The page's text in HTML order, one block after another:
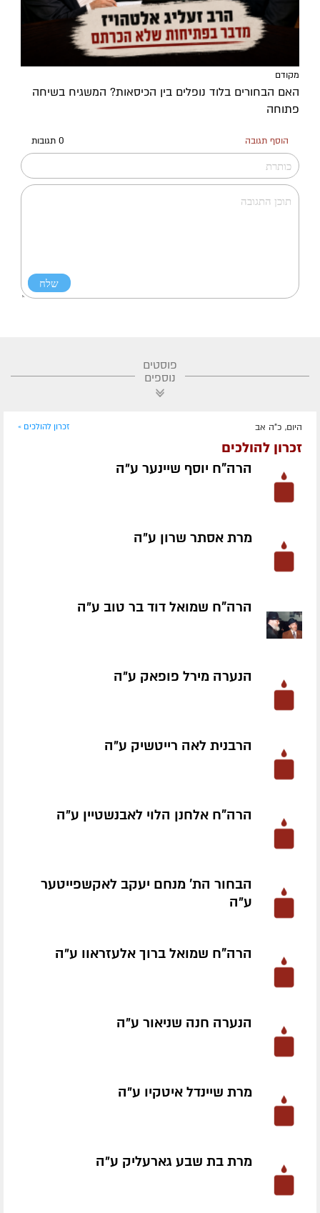
מקודם
האם הבחורים בלוד נופלים בין הכיסאות? המשגיח בשיחה
פתוחה
הוסף תגובה 0 תגובות
פוסטים
נוספים
היום, כ"ה אב זכרון להולכים »
זכרון להולכים
הרה"ח יוסף שיינער ע״ה
מרת אסתר שרון ע״ה
הרה"ח שמואל דוד בר טוב ע״ה
הנערה מירל פופאק ע״ה
הרבנית לאה רייטשיק ע״ה
הרה"ח אלחנן הלוי לאבנשטיין ע״ה
הבחור הת' מנחם יעקב לאקשפייטער
ע״ה
הרה"ח שמואל ברוך אלעזראוו ע״ה
הנערה חנה שניאור ע״ה
מרת שיינדל איטקיו ע״ה
מרת בת שבע גארעליק ע״ה